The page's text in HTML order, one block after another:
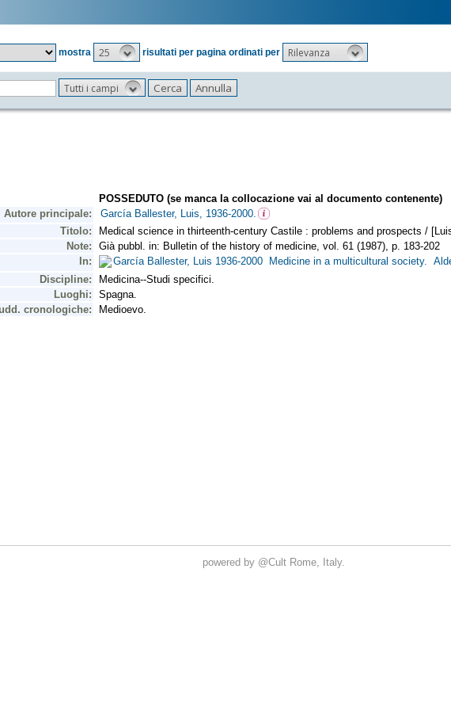
mostra
25 risultati per pagina ordinati per Rilevanza
Tutti i campi
powered by @Cult Rome, Italy.